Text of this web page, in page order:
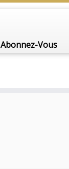
Abonnez-Vous